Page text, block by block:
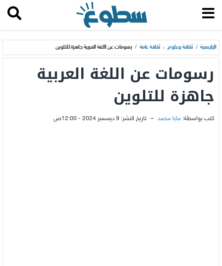
الرئيسية / ثقافة وعلوم ، ثقافة عامة / رسومات عن اللغة العربية جاهزة للتلوين
رسومات عن اللغة العربية
جاهزة للتلوين
كتب بواسطة: مايا محمد – تاريخ النشر: 9 ديسمبر 2024 - 12:00ص